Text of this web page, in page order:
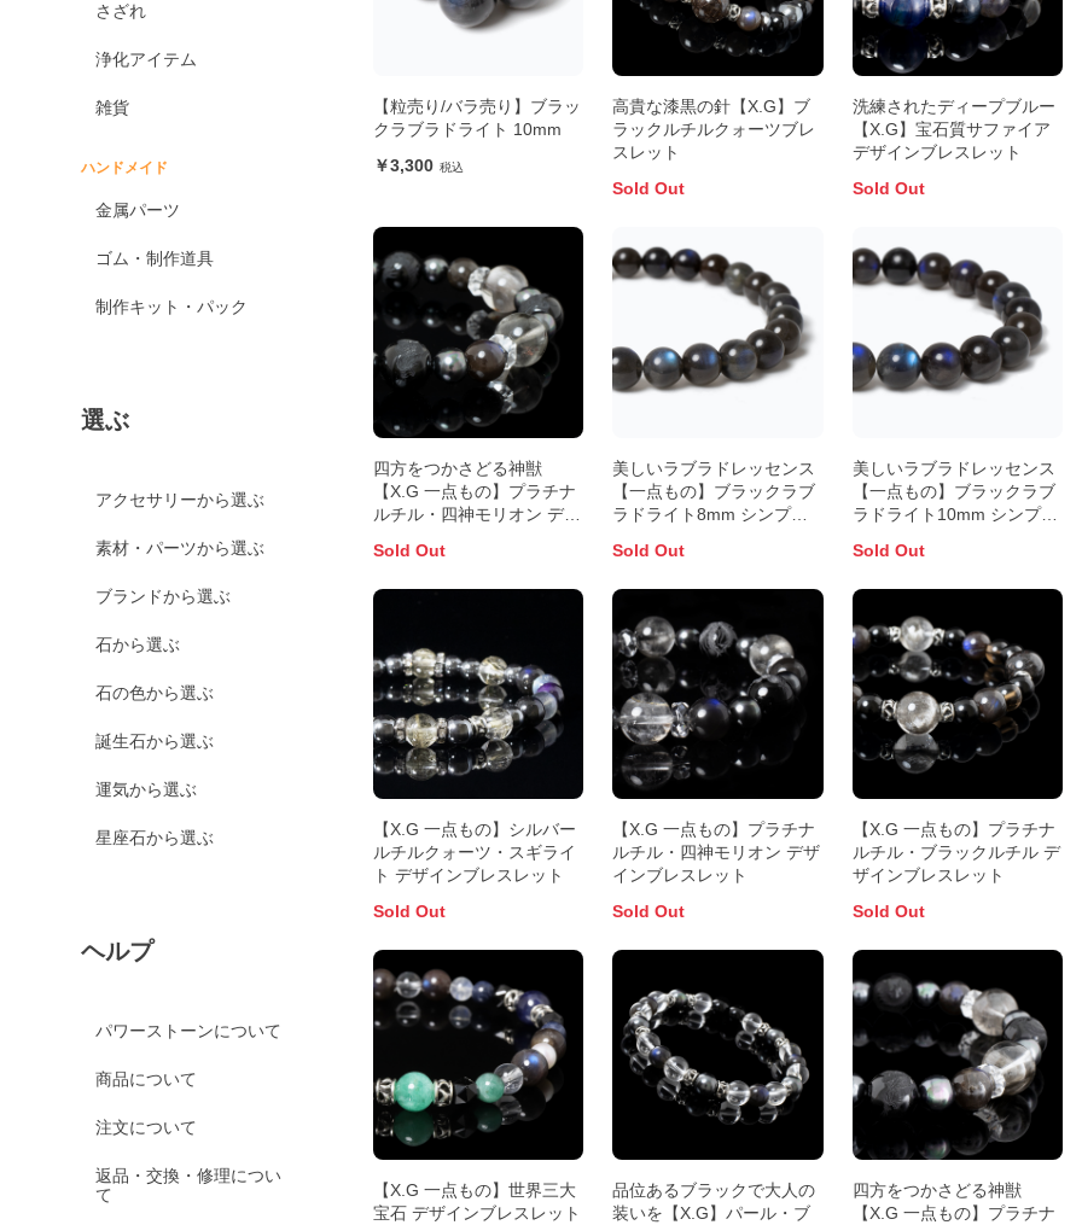
さざれ
浄化アイテム
雑貨
ハンドメイド
金属パーツ
ゴム・制作道具
制作キット・パック
選ぶ
アクセサリーから選ぶ
素材・パーツから選ぶ
ブランドから選ぶ
石から選ぶ
石の色から選ぶ
誕生石から選ぶ
運気から選ぶ
星座石から選ぶ
ヘルプ
パワーストーンについて
商品について
注文について
返品・交換・修理につい
て
【粒売り/バラ売り】ブラッ
クラブラドライト 10mm
3,300
高貴な漆黒の針【X.G】ブ
ラックルチルクォーツブレ
スレット
Sold Out
洗練されたディープブルー
【X.G】宝石質サファイア
デザインブレスレット
Sold Out
四方をつかさどる神獣
【X.G 一点もの】プラチナ
ルチル・四神モリオン デザ
Sold Out
美しいラブラドレッセンス
【一点もの】ブラックラブ
ラドライト8mm シンプル
Sold Out
美しいラブラドレッセンス
【一点もの】ブラックラブ
ラドライト10mm シンプル
Sold Out
【X.G 一点もの】シルバー
ルチルクォーツ・スギライ
ト デザインブレスレット
Sold Out
【X.G 一点もの】プラチナ
ルチル・四神モリオン デザ
インブレスレット
Sold Out
【X.G 一点もの】プラチナ
ルチル・ブラックルチル デ
ザインブレスレット
Sold Out
【X.G 一点もの】世界三大
宝石 デザインブレスレット
品位あるブラックで大人の
装いを【X.G】パール・ブ
四方をつかさどる神獣
【X.G 一点もの】プラチナ